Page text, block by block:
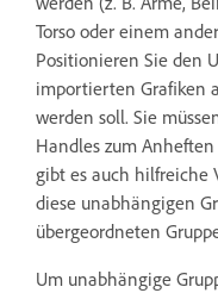
Torso oder einem
Positionieren Sie den
importierten Grafiken
werden soll. Sie
Handles zum
gibt es auch hilfreiche
diese unabhängigen
übergeordneten
Um unabhängige